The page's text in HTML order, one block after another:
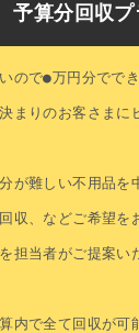
予算分回収プ
ので●万円分でで
まりのお客さまに
が難しい不用品を
収、などご希望を
担当者がご提案い
内で全て回収が可